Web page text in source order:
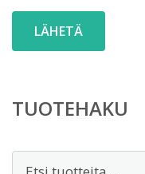
TUOTEHAKU